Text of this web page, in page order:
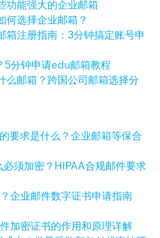
功能强大的企业邮箱
何选择企业邮箱？
箱注册指南：3分钟搞定账号申
5分钟申请edu邮箱教程
么邮箱？跨国公司邮箱选择分
要求是什么？企业邮箱等保合
必须加密？HIPAA合规邮件要求
企业邮件数字证书申请指南
加密证书的作用和原理详解